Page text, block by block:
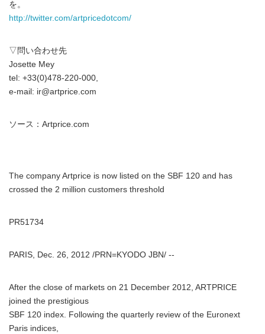
を。
http://twitter.com/artpricedotcom/
▽問い合わせ先
Josette Mey
tel: +33(0)478-220-000,
e-mail: ir@artprice.com
ソース：Artprice.com
The company Artprice is now listed on the SBF 120 and has
crossed the 2 million customers threshold
PR51734
PARIS, Dec. 26, 2012 /PRN=KYODO JBN/ --
After the close of markets on 21 December 2012, ARTPRICE
joined the prestigious
SBF 120 index. Following the quarterly review of the Euronext
Paris indices,